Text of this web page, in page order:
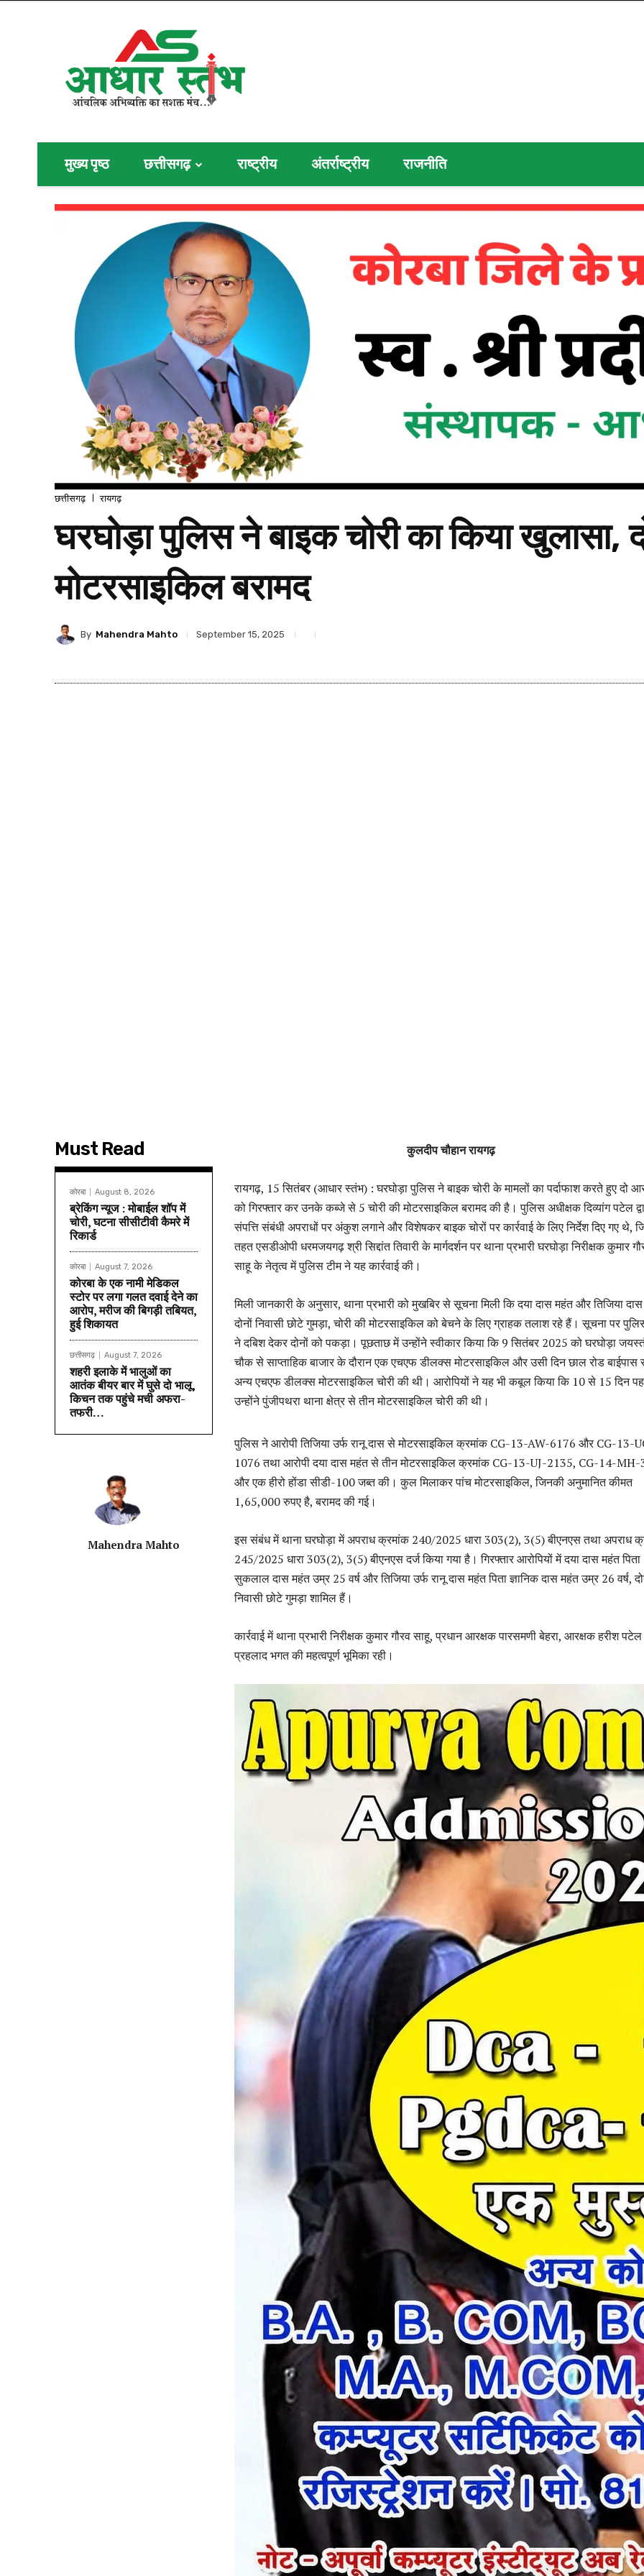
मुख्य पृष्ठ छत्तीसगढ़ राष्ट्रीय अंतर्राष्ट्रीय राजनीति
छत्तीसगढ़ रायगढ़
घरघोड़ा पुलिस ने बाइक चोरी का किया खुलासा,
मोटरसाइकिल बरामद
By Mahendra Mahto September 15, 2025
Must Read
कोरबा August 8, 2026
ब्रेकिंग न्यूज : मोबाईल शॉप में
चोरी, घटना सीसीटीवी कैमरे में
रिकार्ड
कोरबा August 7, 2026
कोरबा के एक नामी मेडिकल
स्टोर पर लगा गलत दवाई देने का
आरोप, मरीज की बिगड़ी तबियत,
हुई शिकायत
छत्तीसगढ़ August 7, 2026
शहरी इलाके में भालुओं का
आतंक बीयर बार में घुसे दो भालू,
किचन तक पहुंचे मची अफरा-
तफरी…
Mahendra Mahto
कुलदीप चौहान रायगढ़
रायगढ़, 15 सितंबर (आधार स्तंभ) : घरघोड़ा पुलिस ने बाइक चोरी के मामलों का पर्दाफाश करते हुए दो
को गिरफ्तार कर उनके कब्जे से 5 चोरी की मोटरसाइकिल बरामद की है। पुलिस अधीक्षक दिव्यांग पटेल
संपत्ति संबंधी अपराधों पर अंकुश लगाने और विशेषकर बाइक चोरों पर कार्रवाई के लिए निर्देश दिए गए थे,
तहत एसडीओपी धरमजयगढ़ श्री सिद्दांत तिवारी के मार्गदर्शन पर थाना प्रभारी घरघोड़ा निरीक्षक कुमार
साहू के नेतृत्व में पुलिस टीम ने यह कार्रवाई की।
मिली जानकारी के अनुसार, थाना प्रभारी को मुखबिर से सूचना मिली कि दया दास महंत और तिजिया
दोनों निवासी छोटे गुमड़ा, चोरी की मोटरसाइकिल को बेचने के लिए ग्राहक तलाश रहे हैं। सूचना पर
ने दबिश देकर दोनों को पकड़ा। पूछताछ में उन्होंने स्वीकार किया कि 9 सितंबर 2025 को घरघोड़ा
चौक से साप्ताहिक बाजार के दौरान एक एचएफ डीलक्स मोटरसाइकिल और उसी दिन छाल रोड
अन्य एचएफ डीलक्स मोटरसाइकिल चोरी की थी। आरोपियों ने यह भी कबूल किया कि 10 से 15 दिन
उन्होंने पुंजीपथरा थाना क्षेत्र से तीन मोटरसाइकिल चोरी की थी।
पुलिस ने आरोपी तिजिया उर्फ रानू दास से मोटरसाइकिल क्रमांक CG-13-AW-6176 और CG-13-
1076 तथा आरोपी दया दास महंत से तीन मोटरसाइकिल क्रमांक CG-13-UJ-2135, CG-14-
और एक हीरो होंडा सीडी-100 जब्त की। कुल मिलाकर पांच मोटरसाइकिल, जिनकी अनुमानित कीमत
1,65,000 रुपए है, बरामद की गई।
इस संबंध में थाना घरघोड़ा में अपराध क्रमांक 240/2025 धारा 303(2), 3(5) बीएनएस तथा अपराध
245/2025 धारा 303(2), 3(5) बीएनएस दर्ज किया गया है। गिरफ्तार आरोपियों में दया दास महंत पिता
सुकलाल दास महंत उम्र 25 वर्ष और तिजिया उर्फ रानू दास महंत पिता ज्ञानिक दास महंत उम्र 26 वर्ष,
निवासी छोटे गुमड़ा शामिल हैं।
कार्रवाई में थाना प्रभारी निरीक्षक कुमार गौरव साहू, प्रधान आरक्षक पारसमणी बेहरा, आरक्षक हरीश
प्रहलाद भगत की महत्वपूर्ण भूमिका रही।